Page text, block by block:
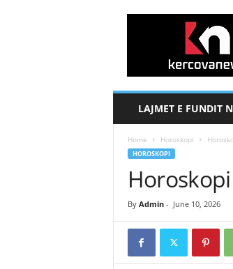
LAJMET E FUNDIT
Home Horoskopi
HOROSKOPI
By Admin- June 10, 2026